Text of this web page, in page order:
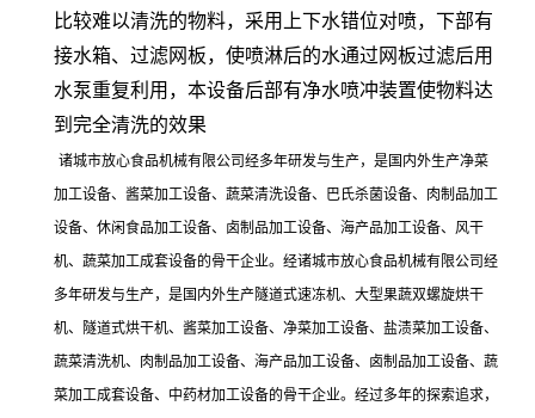
比较难以清洗的物料，采用上下水错位对喷，下部有
接水箱、过滤网板，使喷淋后的水通过网板过滤后用
水泵重复利用，本设备后部有净水喷冲装置使物料达
到完全清洗的效果
诸城市放心食品机械有限公司经多年研发与生产，是国内外生产净菜
加工设备、酱菜加工设备、蔬菜清洗设备、巴氏杀菌设备、肉制品加工
设备、休闲食品加工设备、卤制品加工设备、海产品加工设备、风干
机、蔬菜加工成套设备的骨干企业。经诸城市放心食品机械有限公司经
多年研发与生产，是国内外生产隧道式速冻机、大型果蔬双螺旋烘干
机、隧道式烘干机、酱菜加工设备、净菜加工设备、盐渍菜加工设备、
蔬菜清洗机、肉制品加工设备、海产品加工设备、卤制品加工设备、蔬
菜加工成套设备、中药材加工设备的骨干企业。经过多年的探索追求，